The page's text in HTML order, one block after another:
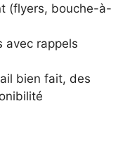
(flyers, bouche-à-
avec rappels
bien fait, des